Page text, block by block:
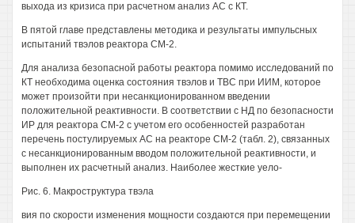
выхода из кризиса при расчетном анализ АС с КТ.
В пятой главе представлены методика и результаты импульсных
испытаний твэлов реактора СМ-2.
Для анализа безопасной работы реактора помимо исследований по
КТ необходима оценка состояния твэлов и ТВС при ИИМ, которое
может произойти при несанкционированном введении
положительной реактивности. В соответствии с НД по безопасности
ИР для реактора СМ-2 с учетом его особенностей разработан
перечень постулируемых АС на реакторе СМ-2 (табл. 2), связанных
с несанкционированным вводом положительной реактивности, и
выполнен их расчетный анализ. Наиболее жесткие уело-
Рис. 6. Макроструктура твэла
вия по скорости изменения мощности создаются при перемещении